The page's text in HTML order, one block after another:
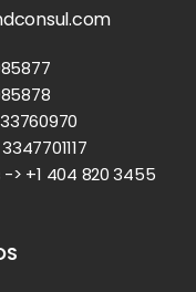
> +1 404 820 3455